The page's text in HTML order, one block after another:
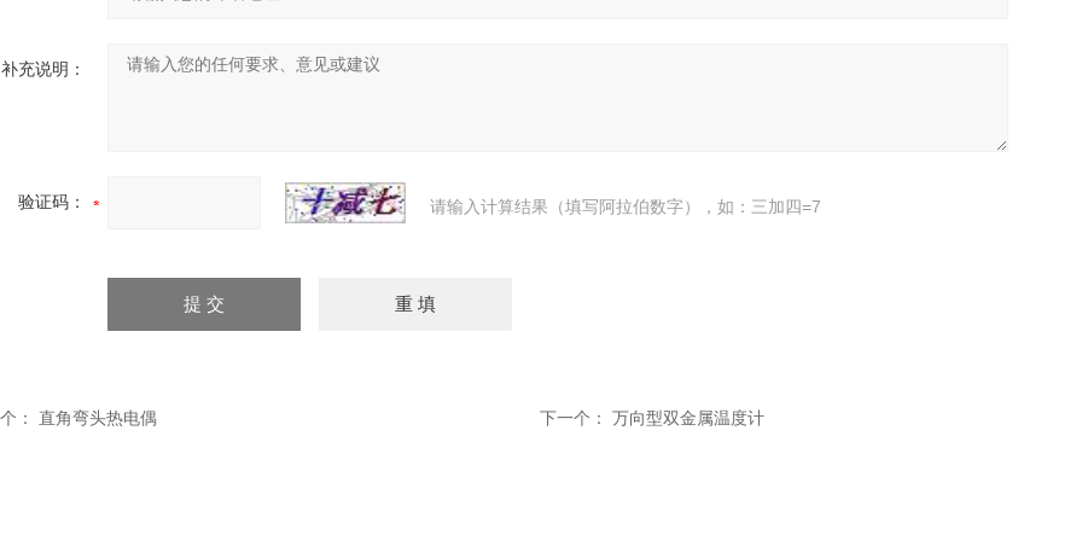
补充说明：
验证码： 请输入计算结果（填写阿拉伯数字），如：三加四=7
： 直角弯头热电偶 下一个： 万向型双金属温度计